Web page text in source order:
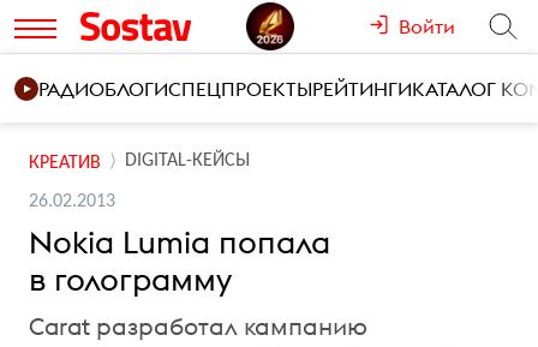
Войти
РАДИОБЛОГИСПЕЦПРОЕКТЫРЕЙТИНГИКАТАЛОГ
КРЕАТИВ DIGITAL-КЕЙСЫ
26.02.2013
Nokia Lumia попала
в голограмму
Carat разработал кампанию